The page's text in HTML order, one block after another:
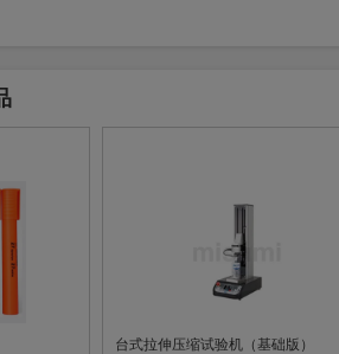
台式拉伸压缩试验机（基础版）